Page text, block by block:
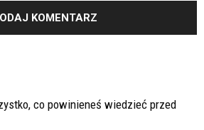
co powinieneś wiedzieć przed